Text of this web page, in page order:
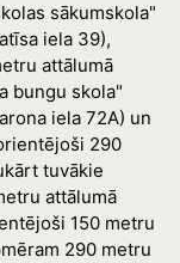
sākumskola"
iela 39),
attālumā
bungu skola"
iela 72A) un
290
tuvākie
attālumā
150 metru
290 metru